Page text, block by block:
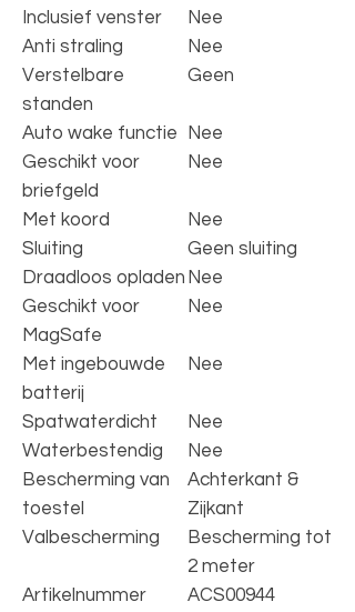
Inclusief venster
Nee
Anti straling
Nee
Verstelbare
standen
Geen
Auto wake functie
Nee
Geschikt voor
briefgeld
Nee
Met koord
Nee
Sluiting
Geen sluiting
Draadloos opladen Nee
Geschikt voor
MagSafe
Nee
Met ingebouwde
batterij
Nee
Spatwaterdicht
Nee
Waterbestendig
Nee
Bescherming van
toestel
Achterkant &
Zijkant
Valbescherming
Bescherming tot
2 meter
Artikelnummer
ACS00944